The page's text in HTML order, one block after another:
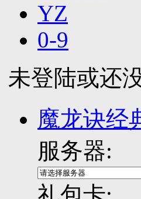
YZ
0-9
未登陆或还
魔龙诀经
服务器: